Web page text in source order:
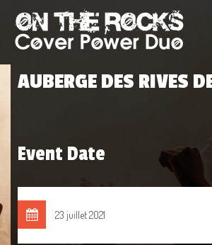
AUBERGE DES RIVES
Event Date
23 juillet 2021